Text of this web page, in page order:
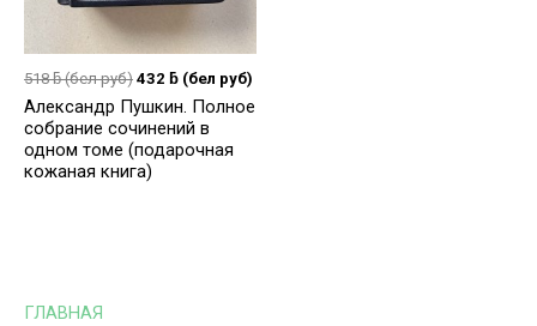
ГЛАВНАЯ
518ƃ(бел руб) 432 ƃ (бел руб)
Александр Пушкин. Полное
собрание сочинений в
одном томе (подарочная
кожаная книга)